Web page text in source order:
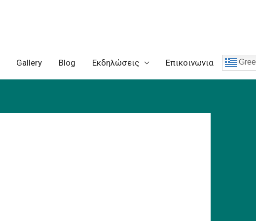
Gallery Blog Eκδηλώσεις Επικοινωνια